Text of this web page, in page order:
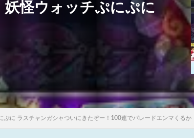
妖怪ウォッチぷにぷに
ぷに ラスチャンガシャついにきたぞー！100連でパレードエンマく